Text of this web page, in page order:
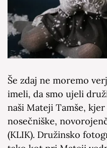
Še zdaj ne moremo
imeli, da smo ujeli
naši Mateji Tamše,
nosečniške,
(KLIK). Družinsko